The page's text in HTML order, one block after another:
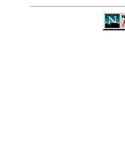
—————————